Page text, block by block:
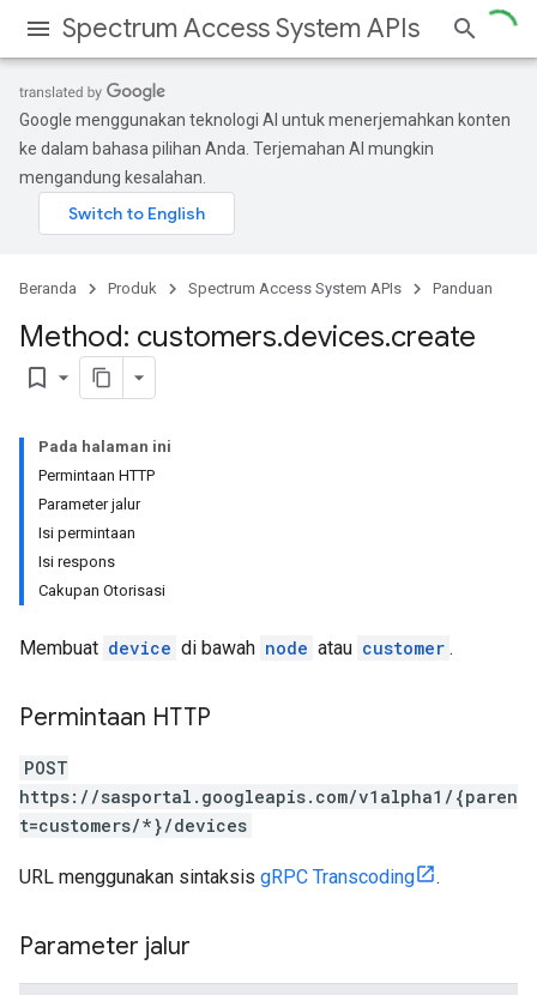
Spectrum Access System APIs
Google menggunakan teknologi AI untuk menerjemahkan konten
ke dalam bahasa pilihan Anda. Terjemahan AI mungkin
mengandung kesalahan.
Beranda Produk Spectrum Access System APIs Panduan
Method: customers.devices.create
bookmark_border
Pada halaman ini
Permintaan HTTP
Parameter jalur
Isi permintaan
Isi respons
Cakupan Otorisasi
Membuat device di bawah node atau customer .
Permintaan HTTP
POST
https://sasportal.googleapis.com/v1alpha1/{paren
t=customers/*}/devices
URL menggunakan sintaksis gRPC Transcoding .
Parameter jalur